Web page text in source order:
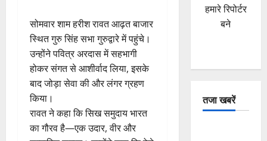
सोमवार शाम हरीश रावत आढ़त बाजार
स्थित गुरु सिंह सभा गुरुद्वारे में पहुंचे।
उन्होंने पवित्र अरदास में सहभागी
होकर संगत से आशीर्वाद लिया, इसके
बाद जोड़ा सेवा की और लंगर ग्रहण
किया।
रावत ने कहा कि सिख समुदाय भारत
का गौरव है—एक उदार, वीर और
हमारे रिपोर्टर
बने
तजा खबरें